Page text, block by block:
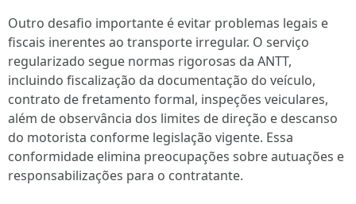
Outro desafio importante é evitar problemas legais e
fiscais inerentes ao transporte irregular. O serviço
regularizado segue normas rigorosas da ANTT,
incluindo fiscalização da documentação do veículo,
contrato de fretamento formal, inspeções veiculares,
além de observância dos limites de direção e descanso
do motorista conforme legislação vigente. Essa
conformidade elimina preocupações sobre autuações e
responsabilizações para o contratante.